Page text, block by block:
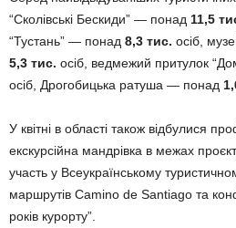
“Сколівські Бескиди” — понад 11,5
“Тустань” — понад 8,3 тис. осіб,
5,3 тис. осіб, ведмежий притулок
осіб, Дрогобицька ратуша — понад
У квітні в області також відбулися
екскурсійна мандрівка в межах
участь у Всеукраїнському
маршрутів Camino de Santiago та
років курорту”.